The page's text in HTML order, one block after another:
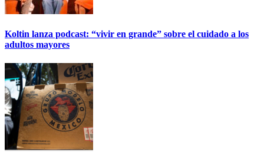
Koltin lanza podcast: “vivir en grande” sobre el cuidado a los
adultos mayores